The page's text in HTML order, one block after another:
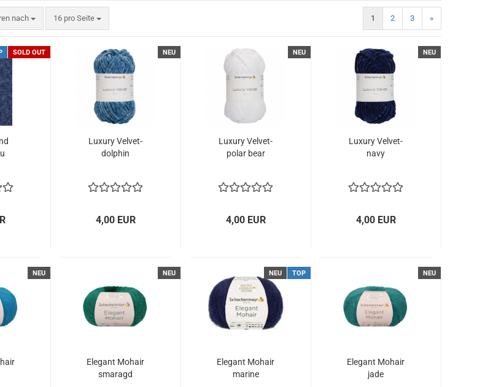
nach
nach 16 pro Seite
pro Seite 1 2 3 »
SOLD OUT NEU
Luxury Velvet-
dolphin
4,00 EUR
NEU
Luxury Velvet-
polar bear
4,00 EUR
NEU
Luxury Velvet-
navy
4,00 EUR
NEU NEU
Elegant Mohair
smaragd
NEU TOP
Elegant Mohair
marine
NEU
Elegant Mohair
jade